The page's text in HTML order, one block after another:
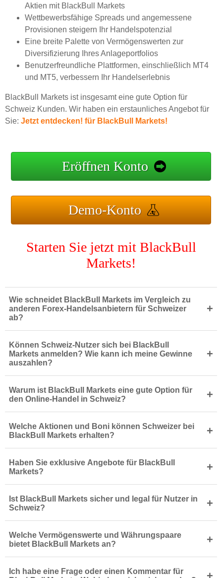
Aktien mit BlackBull Markets
Wettbewerbsfähige Spreads und angemessene
Provisionen steigern Ihr Handelspotenzial
Eine breite Palette von Vermögenswerten zur
Diversifizierung Ihres Anlageportfolios
Benutzerfreundliche Plattformen, einschließlich MT4
und MT5, verbessern Ihr Handelserlebnis
BlackBull Markets ist insgesamt eine gute Option für
Schweiz Kunden. Wir haben ein erstaunliches Angebot für
Sie: Jetzt entdecken! für BlackBull Markets!
Eröffnen Konto
Demo-Konto
Starten Sie jetzt mit BlackBull
Markets!
Wie schneidet BlackBull Markets im Vergleich zu
anderen Forex-Handelsanbietern für Schweizer
ab?
+
Können Schweiz-Nutzer sich bei BlackBull
Markets anmelden? Wie kann ich meine Gewinne
auszahlen?
+
Warum ist BlackBull Markets eine gute Option für
den Online-Handel in Schweiz?
+
Welche Aktionen und Boni können Schweizer bei
BlackBull Markets erhalten?
+
Haben Sie exklusive Angebote für BlackBull
Markets?
+
Ist BlackBull Markets sicher und legal für Nutzer in
Schweiz?
+
Welche Vermögenswerte und Währungspaare
bietet BlackBull Markets an?
+
Ich habe eine Frage oder einen Kommentar für